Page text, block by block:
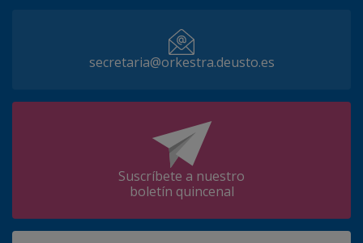
secretaria@orkestra.deusto.es
Suscríbete a nuestro
boletín quincenal